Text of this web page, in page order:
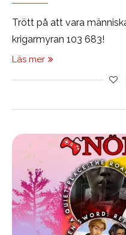
Trött på att vara
krigarmyran 103 683!
Läs mer